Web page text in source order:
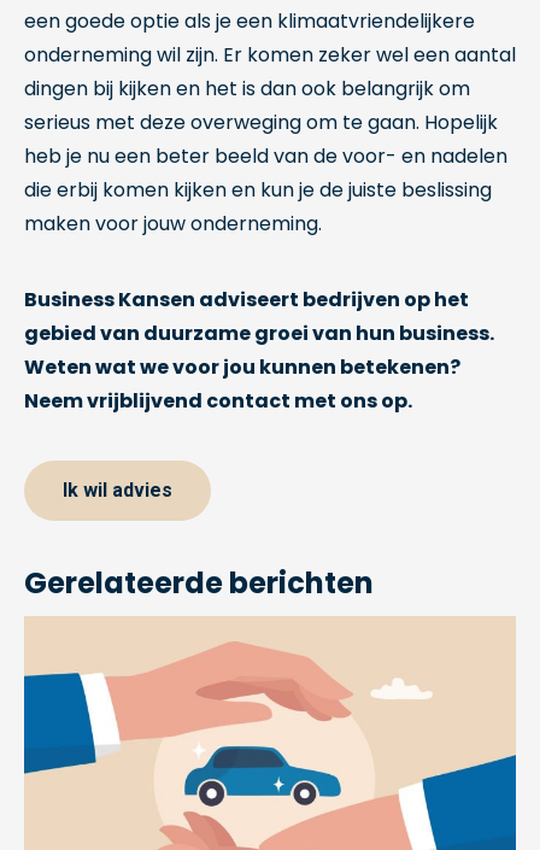
een goede optie als je een klimaatvriendelijkere
onderneming wil zijn. Er komen zeker wel een aantal
dingen bij kijken en het is dan ook belangrijk om
serieus met deze overweging om te gaan. Hopelijk
heb je nu een beter beeld van de voor- en nadelen
die erbij komen kijken en kun je de juiste beslissing
maken voor jouw onderneming.
Business Kansen adviseert bedrijven op het
gebied van duurzame groei van hun business.
Weten wat we voor jou kunnen betekenen?
Neem vrijblijvend contact met ons op.
Ik wil advies
Gerelateerde berichten